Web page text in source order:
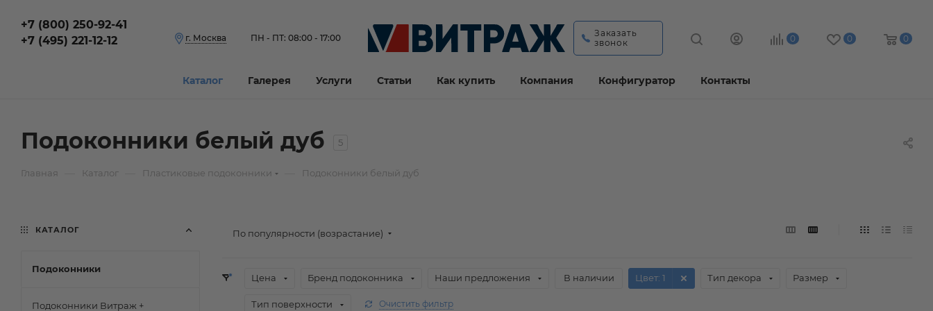
+7 (800) 250-92-41
+7 (495) 221-12-12
г. Москва ПН - ПТ: 08:00 - 17:00
Заказать
звонок
0 0 0
Каталог Галерея Услуги Статьи Как купить Компания Конфигуратор Контакты
Подоконники белый дуб 5
Главная Каталог Пластиковые подоконники Подоконники белый дуб
По популярности (возрастание)
Цена Бренд подоконника Наши предложения В наличии Цвет: 1 Тип декора Размер
Тип поверхности Очистить фильтр
КАТАЛОГ
Подоконники
Подоконники Витраж +